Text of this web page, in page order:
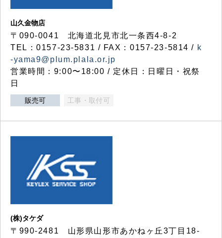
山久金物店
〒090-0041 北海道北見市北一条西4-8-2
TEL：0157-23-5831 / FAX：0157-23-5814 / k
-yama9@plum.plala.or.jp
営業時間：9:00〜18:00 / 定休日：日曜日・祝祭
日
販売可 工事・取付可
(株)タケダ
〒990-2481 山形県山形市あかねヶ丘3丁目18-